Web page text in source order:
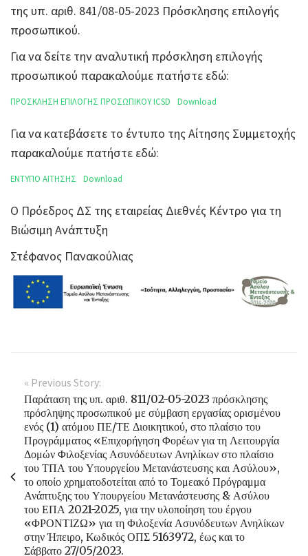
της υπ. αριθ. 841/08-05-2023 Πρόσκλησης επιλογής
προσωπικού.
Για να δείτε την αναλυτική πρόσκληση επιλογής
προσωπικού παρακαλούμε πατήστε εδώ:
ΠΡΟΣΚΛΗΣΗ ΕΠΙΛΟΓΗΣ ΠΡΟΣΩΠΙΚΟΥ ICSD Download
Για να κατεβάσετε το έντυπο της Αίτησης Συμμετοχής
παρακαλούμε πατήστε εδώ:
ΕΝΤΥΠΟ ΑΙΤΗΣΗΣ Download
Ο Πρόεδρος ΔΣ της εταιρείας Διεθνές Κέντρο για τη
Βιώσιμη Ανάπτυξη
Στέφανος Πανακούλιας
« Previous Story:
Παράταση της υπ. αριθ. 811/02-05-2023 πρόσκλησης
πρόσληψης προσωπικού με σύμβαση εργασίας ορισμένου
ενός (1) ατόμου ΠΕ/ΤΕ Διοικητικού, στο πλαίσιο του
Προγράμματος «Επιχορήγηση Φορέων για τη Λειτουργία
Δομών Φιλοξενίας Ασυνόδευτων Ανηλίκων στο πλαίσιο
του ΤΠΑ του Υπουργείου Μετανάστευσης και Ασύλου»,
το οποίο χρηματοδοτείται από το Τομεακό Πρόγραμμα
Ανάπτυξης του Υπουργείου Μετανάστευσης & Ασύλου
του ΕΠΑ 2021-2025, για την υλοποίηση του έργου
«ΦΡΟΝΤΙΖΩ» για τη Φιλοξενία Ασυνόδευτων Ανηλίκων
στην Ήπειρο, Κωδικός ΟΠΣ 5163972, έως και το
Σάββατο 27/05/2023.